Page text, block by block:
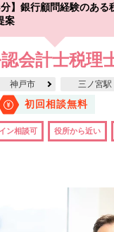
分】銀行顧問経験のある
案
会計士税理
神戸市 三ノ宮駅
初回相談無料
ン相談可 役所から近い